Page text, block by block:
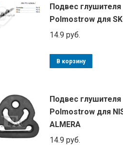
Подвес глушителя
Polmostrow для
14.9 руб.
В корзину
Подвес глушителя
Polmostrow для
ALMERA
14.9 руб.